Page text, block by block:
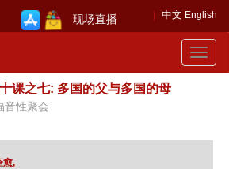
中文 English
现场直播
Toggle
课之七: 多国的父与多国的母
音性聚会
愈,